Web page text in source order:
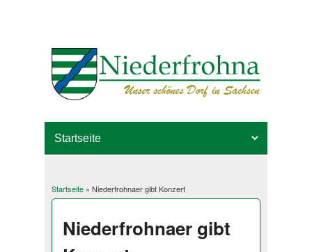
Sie sind hier
Startseite» Niederfrohnaer gibt Konzert
Niederfrohnaer gibt